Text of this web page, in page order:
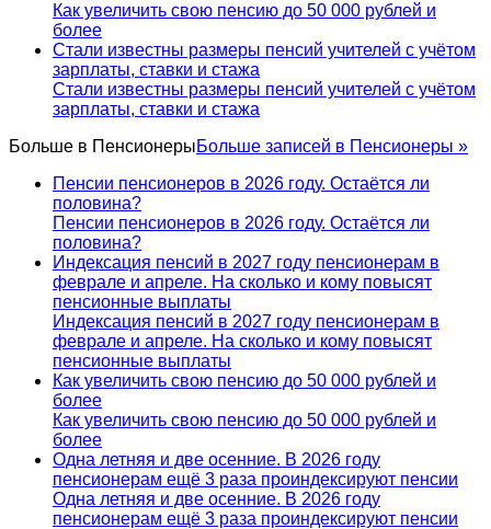
Как увеличить свою пенсию до 50 000 рублей и
более
Стали известны размеры пенсий учителей с учётом
зарплаты, ставки и стажа
Стали известны размеры пенсий учителей с учётом
зарплаты, ставки и стажа
Больше в ПенсионерыБольше записей в Пенсионеры »
Пенсии пенсионеров в 2026 году. Остаётся ли
половина?
Пенсии пенсионеров в 2026 году. Остаётся ли
половина?
Индексация пенсий в 2027 году пенсионерам в
феврале и апреле. На сколько и кому повысят
пенсионные выплаты
Индексация пенсий в 2027 году пенсионерам в
феврале и апреле. На сколько и кому повысят
пенсионные выплаты
Как увеличить свою пенсию до 50 000 рублей и
более
Как увеличить свою пенсию до 50 000 рублей и
более
Одна летняя и две осенние. В 2026 году
пенсионерам ещё 3 раза проиндексируют пенсии
Одна летняя и две осенние. В 2026 году
пенсионерам ещё 3 раза проиндексируют пенсии